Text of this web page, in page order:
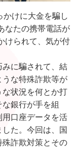
かけに大金を騙し
なたの携帯電話が
けられて、気が付
に騙されて、結
な特殊詐欺等が
な状況を何とか打
銀行が手を組
口座データを活
た。今回は、国
詐欺対策とその